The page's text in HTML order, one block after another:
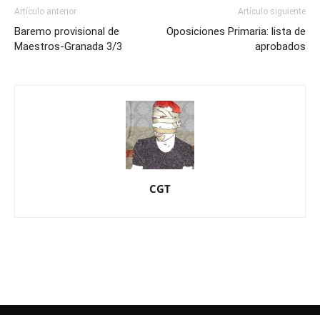
Artículo anterior
Baremo provisional de
Maestros-Granada 3/3
Artículo siguiente
Oposiciones Primaria: lista de
aprobados
CGT